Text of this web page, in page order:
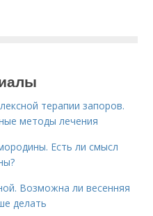
терапии запоров.
методы лечения
Есть ли смысл
Возможна ли весенняя
делать